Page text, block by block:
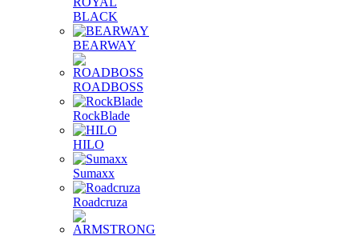
BLACK
BEARWAY
ROADBOSS
RockBlade
HILO
Sumaxx
Roadcruza